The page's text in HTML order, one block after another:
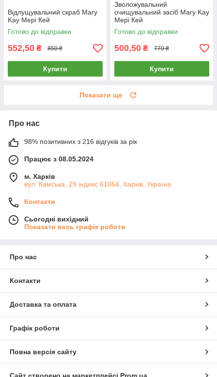
Відлущувальний скраб Mary
Kay Мері Кей
Готово до відправки
552,50 ₴ 850 ₴
Купити
Зволожувальний
очищувальний засіб Mary Kay
Мері Кей
Готово до відправки
500,50 ₴ 770 ₴
Купити
Показати ще
Про нас
98% позитивних з 216 відгуків за рік
Працює з 08.05.2024
м. Харків
вул. Камська, 29 індекс 61064, Харків, Україна
Контакти
Сьогодні вихідний
Показати весь графік роботи
Про нас
Контакти
Доставка та оплата
Графік роботи
Повна версія сайту